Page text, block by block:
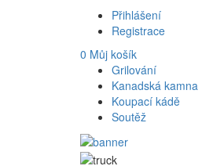
Přihlášení
Registrace
0 Můj košík
Grilování
Kanadská kamna
Koupací kádě
Soutěž